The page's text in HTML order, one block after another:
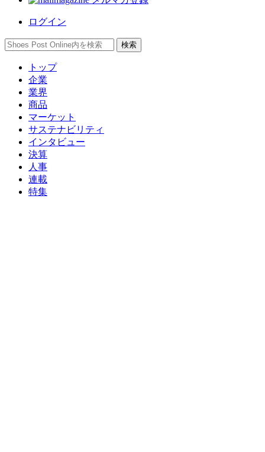
ログイン
トップ
企業
業界
商品
マーケット
サステナビリティ
インタビュー
決算
人事
連載
特集